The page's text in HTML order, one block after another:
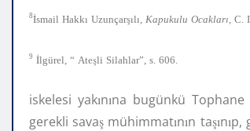
8İsmail Hakkı Uzunçarşılı Kapukulu Ocakları C.
9 İlgürel, “ Ateşli Silahlar”, s. 606.
iskelesi yakınına bugünkü
gerekli savaş mühimmatının taşınıp,